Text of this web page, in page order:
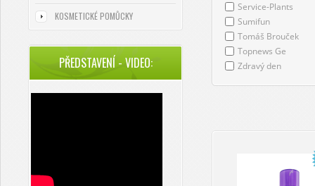
KOSMETICKÉ POMŮCKY
PŘEDSTAVENÍ - VIDEO:
Service-Plants
Sumifun
Tomáš Brouček
Topnews Ge
Zdravý den